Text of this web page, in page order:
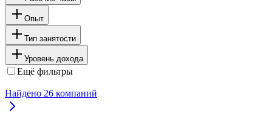
Опыт
Тип занятости
Уровень дохода
Ещё фильтры
Найдено 26 компаний